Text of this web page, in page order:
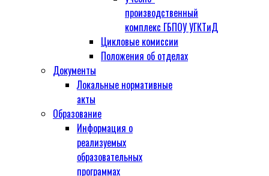
производственный
комплекс ГБПОУ УГКТиД
Цикловые комиссии
Положения об отделах
Документы
Локальные нормативные
акты
Образование
Информация о
реализуемых
образовательных
программах